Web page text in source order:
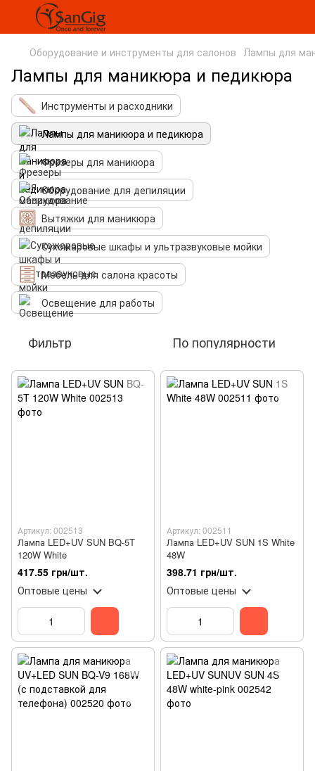
Оборудование и инструменты для салонов Лампы для
Лампы для маникюра и педикюра
Инструменты и расходники
Лампы для маникюра и педикюра
Фрезеры для маникюра
Оборудование для депиляции
Вытяжки для маникюра
Сухожаровые шкафы и ультразвуковые мойки
Мебель для салона красоты
Освещение для работы
Фильтр По популярности
Артикул: 002513
Лампа LED+UV SUN BQ-5T
120W White
417.55 грн/шт.
Оптовые цены
Артикул: 002511
Лампа LED+UV SUN 1S White
48W
398.71 грн/шт.
Оптовые цены